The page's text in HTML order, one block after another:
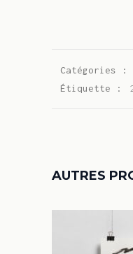
Catégories :
Étiquette :
AUTRES